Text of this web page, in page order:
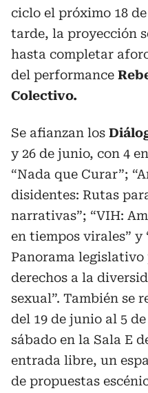
ciclo el próximo 18
tarde, la proyección
hasta completar
del performance
Colectivo.
Se afianzan los
y 26 de junio, con 4
“Nada que Curar”;
disidentes: Rutas
narrativas”; “VIH:
en tiempos virales” y
Panorama legislativo
derechos a la
sexual”. También se
del 19 de junio al 5
sábado en la Sala E
entrada libre, un
de propuestas